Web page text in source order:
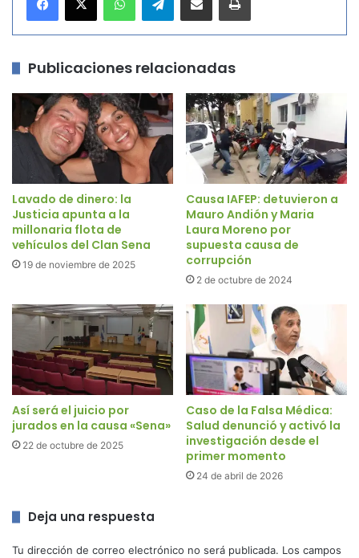
Publicaciones relacionadas
Lavado de dinero: la
Justicia apunta a la
millonaria flota de
vehículos del Clan Sena
19 de noviembre de 2025
Causa IAFEP: detuvieron a
Mauro Andión y Maria
Laura Moreno por
supuesta causa de
corrupción
2 de octubre de 2024
Así será el juicio por
jurados en la causa «Sena»
22 de octubre de 2025
Caso de la Falsa Médica:
Salud denunció y activó la
investigación desde el
primer momento
24 de abril de 2026
Deja una respuesta
Tu dirección de correo electrónico no será publicada. Los campos